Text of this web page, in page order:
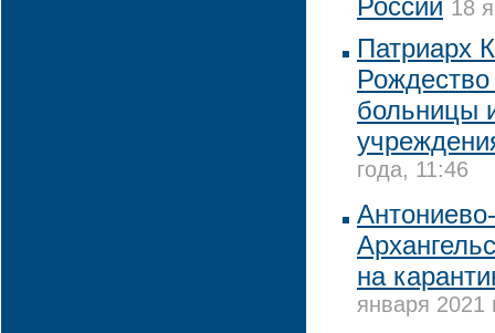
России 18
Патриарх
больницы
года, 11:46
на
января 2021